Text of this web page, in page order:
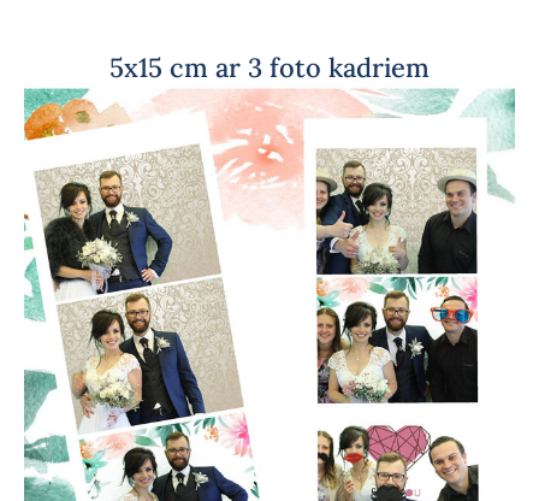
5x15 cm ar 3 foto kadriem